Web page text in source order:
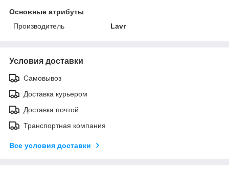
Основные атрибуты
Производитель
Lavr
Условия доставки
Самовывоз
Доставка курьером
Доставка почтой
Транспортная компания
Все условия доставки